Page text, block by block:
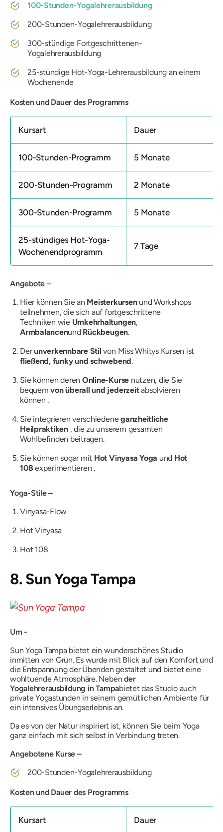
100-Stunden-Yogalehrerausbildung
200-Stunden-Yogalehrerausbildung
300-stündige Fortgeschrittenen-
Yogalehrerausbildung
25-stündige Hot-Yoga-Lehrerausbildung an einem
Wochenende
Kosten und Dauer des Programms
Kursart Dauer
100-Stunden-Programm 5 Monate
200-Stunden-Programm 2 Monate
300-Stunden-Programm 5 Monate
25-stündiges Hot-Yoga-
Wochenendprogramm
7 Tage
Angebote –
Hier können Sie an Meisterkursen und Workshops
teilnehmen, die sich auf fortgeschrittene
Techniken wieUmkehrhaltungen,
Armbalancenund Rückbeugen.
Derunverkennbare Stil von Miss Whitys Kursen ist
fließend, funky und schwebend.
Sie können deren Online-Kurse nutzen, die Sie
bequemvon überall und jederzeitabsolvieren
können .
Sie integrieren verschiedeneganzheitliche
Heilpraktiken, die zu unserem gesamten
Wohlbefinden beitragen.
Sie können sogar mit Hot Vinyasa Yoga und Hot
108 experimentieren .
Yoga-Stile –
Vinyasa-Flow
Hot Vinyasa
Hot 108
8. Sun Yoga Tampa
Um -
Sun Yoga Tampa bietet ein wunderschönes Studio
inmitten von Grün. Es wurde mit Blick auf den Komfort und
die Entspannung der Übenden gestaltet und bietet eine
wohltuende Atmosphäre. Nebender
Yogalehrerausbildung in Tampabietet das Studio auch
private Yogastunden in seinem gemütlichen Ambiente für
ein intensives Übungserlebnis an.
Da es von der Natur inspiriert ist, können Sie beim Yoga
ganz einfach mit sich selbst in Verbindung treten.
Angebotene Kurse –
200-Stunden-Yogalehrerausbildung
Kosten und Dauer des Programms
Kursart Dauer